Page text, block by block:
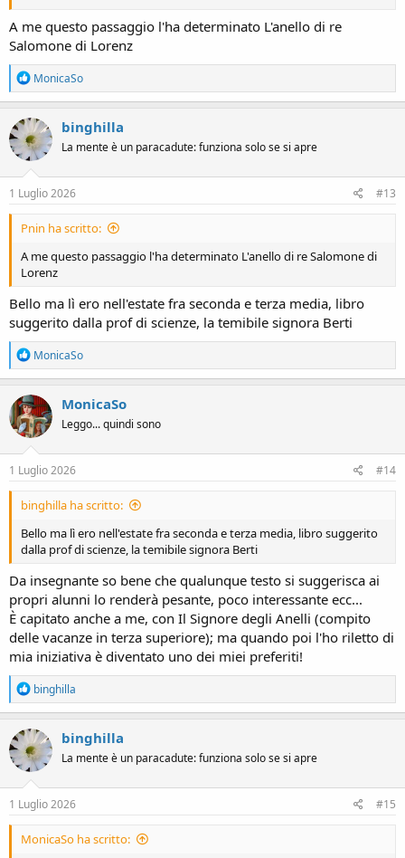
A me questo passaggio l'ha determinato L'anello di re
Salomone di Lorenz
R
e
a
c
t
i
o
n
s
MonicaSo
binghilla
La mente è un paracadute: funziona solo se si apre
1 Luglio 2026 #13
Pnin ha scritto:
A me questo passaggio l'ha determinato L'anello di re Salomone di
Lorenz
Bello ma lì ero nell'estate fra seconda e terza media, libro
suggerito dalla prof di scienze, la temibile signora Berti
R
e
a
c
t
i
o
n
s
MonicaSo
MonicaSo
Leggo... quindi sono
1 Luglio 2026 #14
binghilla ha scritto:
Bello ma lì ero nell'estate fra seconda e terza media, libro suggerito
dalla prof di scienze, la temibile signora Berti
Da insegnante so bene che qualunque testo si suggerisca ai
propri alunni lo renderà pesante, poco interessante ecc...
È capitato anche a me, con Il Signore degli Anelli (compito
delle vacanze in terza superiore); ma quando poi l'ho riletto di
mia iniziativa è diventato uno dei miei preferiti!
R
e
a
c
t
i
o
n
s
binghilla
binghilla
La mente è un paracadute: funziona solo se si apre
1 Luglio 2026 #15
MonicaSo ha scritto: